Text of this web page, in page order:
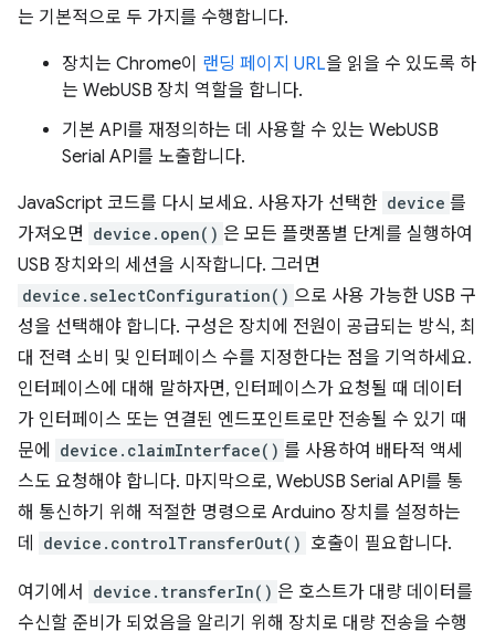
는 기본적으로 두 가지를 수행합니다.
장치는 Chrome이 랜딩 페이지 URL을 읽을 수 있도록 하
는 WebUSB 장치 역할을 합니다.
기본 API를 재정의하는 데 사용할 수 있는 WebUSB
Serial API를 노출합니다.
JavaScript 코드를 다시 보세요. 사용자가 선택한 device 를
가져오면 device.open() 은 모든 플랫폼별 단계를 실행하여
USB 장치와의 세션을 시작합니다. 그러면
device.selectConfiguration() 으로 사용 가능한 USB 구
성을 선택해야 합니다. 구성은 장치에 전원이 공급되는 방식, 최
대 전력 소비 및 인터페이스 수를 지정한다는 점을 기억하세요.
인터페이스에 대해 말하자면, 인터페이스가 요청될 때 데이터
가 인터페이스 또는 연결된 엔드포인트로만 전송될 수 있기 때
문에
device.claimInterface() 를 사용하여 배타적 액세
스도 요청해야 합니다. 마지막으로, WebUSB Serial API를 통
해 통신하기 위해 적절한 명령으로 Arduino 장치를 설정하는
데
device.controlTransferOut() 호출이 필요합니다.
여기에서 device.transferIn() 은 호스트가 대량 데이터를
수신할 준비가 되었음을 알리기 위해 장치로 대량 전송을 수행